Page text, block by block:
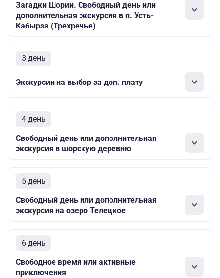
Загадки Шории. Свободный день или
дополнительная экскурсия в п. Усть-
Кабырза (Трехречье)
3 день
Экскурсии на выбор за доп. плату
4 день
Свободный день или дополнительная
экскурсия в шорскую деревню
5 день
Свободный день или дополнительная
экскурсия на озеро Телецкое
6 день
Свободное время или активные
приключения